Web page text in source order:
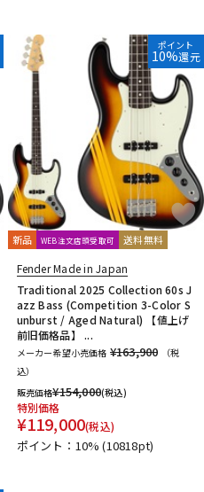
ポイント
10%還元
新品 WEB注文店頭受取可 送料無料
Fender Made in Japan
Traditional 2025 Collection 60s J
azz Bass (Competition 3-Color S
unburst / Aged Natural) 【値上げ
前旧価格品】 ...
メーカー希望小売価格 ¥163,900
（税
込）
販売価格¥154,000(税込)
特別価格
¥119,000(税込)
ポイント：10%(10818pt)